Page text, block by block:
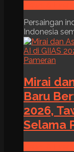
Persaingan
Indonesia
Mirai
Baru
2026,
Selama